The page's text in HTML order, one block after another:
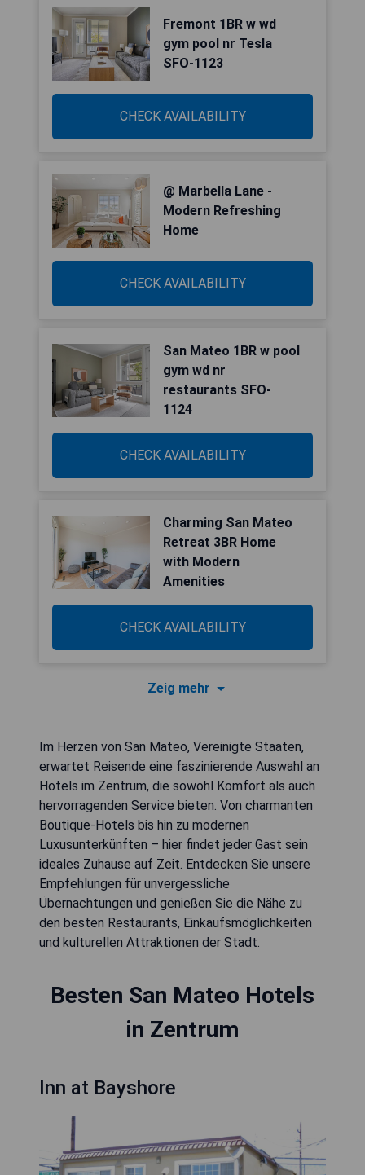
Fremont 1BR w wd
gym pool nr Tesla
SFO-1123
CHECK AVAILABILITY
@ Marbella Lane -
Modern Refreshing
Home
CHECK AVAILABILITY
San Mateo 1BR w pool
gym wd nr
restaurants SFO-
1124
CHECK AVAILABILITY
Charming San Mateo
Retreat 3BR Home
with Modern
Amenities
CHECK AVAILABILITY
Zeig mehr
Im Herzen von San Mateo, Vereinigte Staaten,
erwartet Reisende eine faszinierende Auswahl an
Hotels im Zentrum, die sowohl Komfort als auch
hervorragenden Service bieten. Von charmanten
Boutique-Hotels bis hin zu modernen
Luxusunterkünften – hier findet jeder Gast sein
ideales Zuhause auf Zeit. Entdecken Sie unsere
Empfehlungen für unvergessliche
Übernachtungen und genießen Sie die Nähe zu
den besten Restaurants, Einkaufsmöglichkeiten
und kulturellen Attraktionen der Stadt.
Besten San Mateo Hotels
in Zentrum
Inn at Bayshore